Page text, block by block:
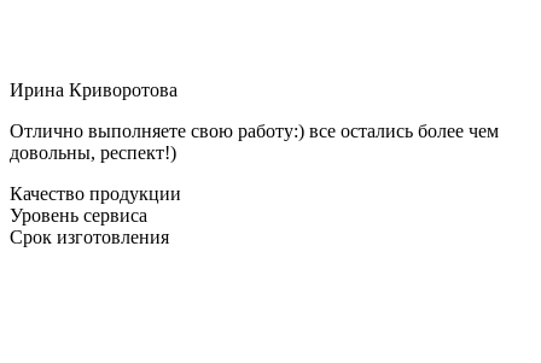
Ирина Криворотова
Отлично выполняете свою работу:) все остались более чем
довольны, респект!)
Качество продукции
Уровень сервиса
Срок изготовления